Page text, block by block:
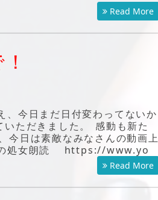
Read More
、今日まだ日付変わってないか
ただきました。 感動も新た
今日は素敵なみなさんの動画上
の処女朗読 https://www.yo
Read More